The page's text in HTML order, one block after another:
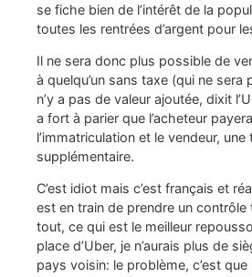
se fiche bien de l’intérêt de la
toutes les rentrées d’argent pour
Il ne sera donc plus possible de
à quelqu’un sans taxe (qui ne sera
n’y a pas de valeur ajoutée, dixit
a fort à parier que l’acheteur
l’immatriculation et le vendeur,
supplémentaire.
C’est idiot mais c’est français et
est en train de prendre un
tout, ce qui est le meilleur
place d’Uber, je n’aurais plus de
pays voisin: le problème, c’est que